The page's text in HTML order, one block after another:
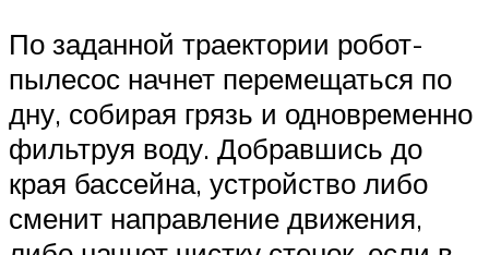
По заданной траектории робот-
пылесос начнет перемещаться по
дну, собирая грязь и одновременно
фильтруя воду. Добравшись до
края бассейна, устройство либо
сменит направление движения,